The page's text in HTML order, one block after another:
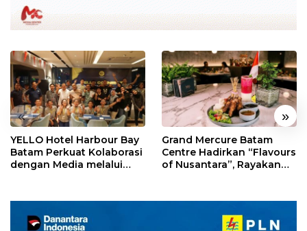
« »
YELLO Hotel Harbour Bay
Batam Perkuat Kolaborasi
dengan Media melalui
Grand Mercure Batam
Centre Hadirkan “Flavours
of Nusantara”, Rayakan